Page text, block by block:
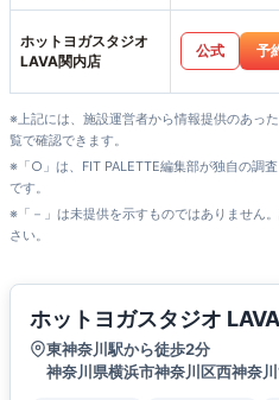
ホットヨガスタジオ
LAVA関内店
公式 予
※上記には、施設運営者から情報提供のあっ
覧で確認できます。
※「○」は、FIT PALETTE編集部が独自の調
です。
※「－」は未提供を示すものではありません
さい。
ホットヨガスタジオ
東神奈川駅から徒歩2分
神奈川県横浜市神奈川区西神奈